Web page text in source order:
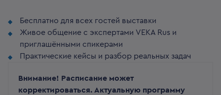
Бесплатно для всех гостей выставки
Живое общение с экспертами VEKA Rus и
приглашёнными спикерами
Практические кейсы и разбор реальных задач
Внимание! Расписание может
корректироваться. Актуальную программу